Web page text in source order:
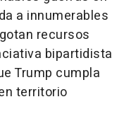
a innumerables
recursos
bipartidista
Trump cumpla
territorio